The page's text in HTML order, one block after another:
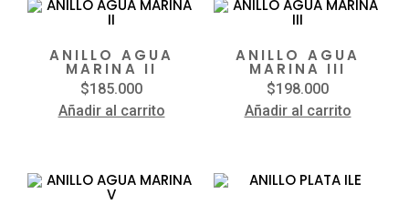
ANILLO AGUA
MARINA II
$185.000
Añadir al carrito
ANILLO AGUA
MARINA III
$198.000
Añadir al carrito